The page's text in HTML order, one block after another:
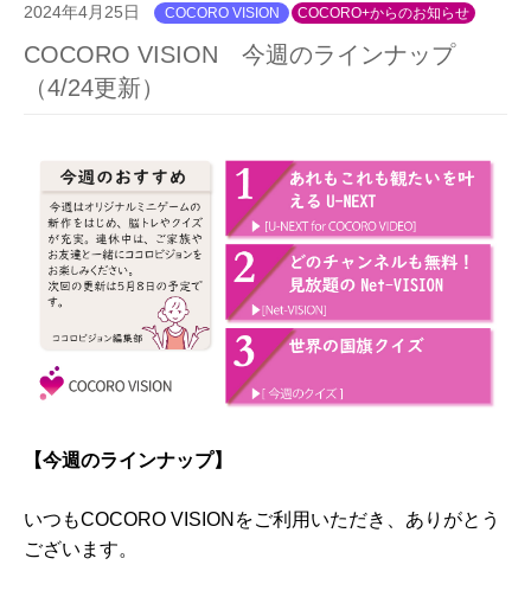
2024年4月25日 COCORO VISION COCORO+からのお知らせ
COCORO VISION 今週のラインナップ
（4/24更新）
【今週のラインナップ】
いつもCOCORO VISIONをご利用いただき、ありがとう
ございます。